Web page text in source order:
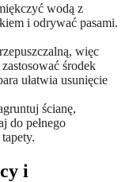
wodą z
i odrywać pasami.
więc
środek
ułatwia usunięcie
ścianę,
do pełnego
i